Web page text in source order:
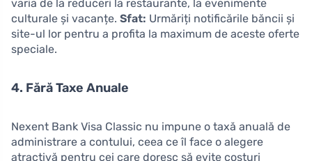
varia de la reduceri la restaurante, la evenimente
culturale și vacanțe. Sfat: Urmăriți notificările băncii și
site-ul lor pentru a profita la maximum de aceste oferte
speciale.
4. Fără Taxe Anuale
Nexent Bank Visa Classic nu impune o taxă anuală de
administrare a contului, ceea ce îl face o alegere
atractivă pentru cei care doresc să evite costuri